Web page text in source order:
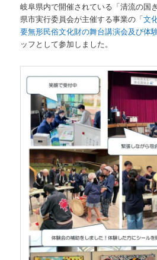
岐阜県内で開催されている「清流の国
県市実行委員会が主催する事業の「文
要無形民俗文化財の舞台講演会及び体
ッフとして参加しました。